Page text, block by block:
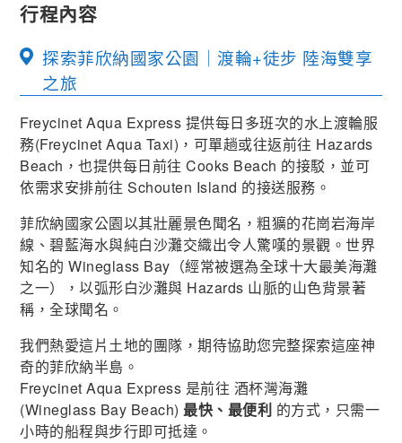
行程內容
探索菲欣納國家公園｜渡輪+徒步 陸海雙享
之旅
Freycinet Aqua Express 提供每日多班次的水上渡輪服
務(Freycinet Aqua Taxi)，可單趟或往返前往 Hazards
Beach，也提供每日前往 Cooks Beach 的接駁，並可
依需求安排前往 Schouten Island 的接送服務。
菲欣納國家公園以其壯麗景色聞名，粗獷的花崗岩海岸
線、碧藍海水與純白沙灘交織出令人驚嘆的景觀。世界
知名的 Wineglass Bay（經常被選為全球十大最美海灘
之一），以弧形白沙灘與 Hazards 山脈的山色背景著
稱，全球聞名。
我們熱愛這片土地的團隊，期待協助您完整探索這座神
奇的菲欣納半島。
Freycinet Aqua Express 是前往 酒杯灣海灘
(Wineglass Bay Beach)最快、最便利 的方式，只需一
小時的船程與步行即可抵達。